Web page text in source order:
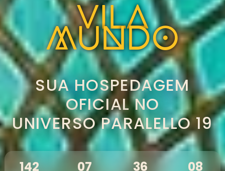
VILA
MUNDO
SUA HOSPEDAGEM
OFICIAL NO
UNIVERSO PARALELLO 19
142 07 36 05